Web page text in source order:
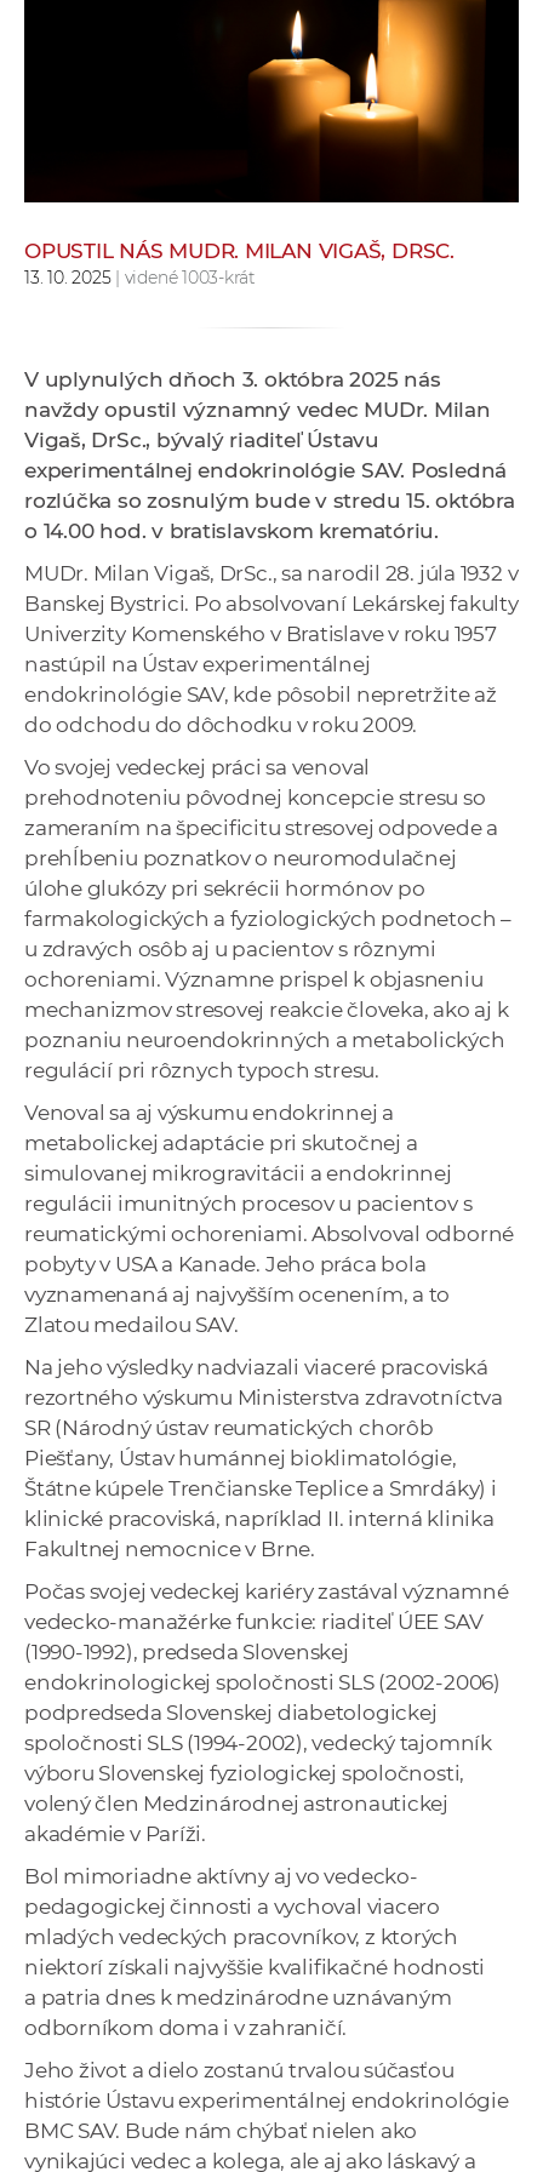
n
c
a
p
c
h
S
V
OPUSTIL NÁS MUDR. MILAN VIGAŠ, DRSC.
13. 10. 2025| videné 1003-krát
V uplynulých dňoch 3. októbra 2025 nás
navždy opustil významný vedec MUDr. Milan
Vigaš, DrSc., bývalý riaditeľ Ústavu
experimentálnej endokrinológie SAV. Posledná
rozlúčka so zosnulým bude v stredu 15. októbra
o 14.00 hod. v bratislavskom krematóriu.
MUDr. Milan Vigaš, DrSc., sa narodil 28. júla 1932 v
Banskej Bystrici. Po absolvovaní Lekárskej fakulty
Univerzity Komenského v Bratislave v roku 1957
nastúpil na Ústav experimentálnej
endokrinológie SAV, kde pôsobil nepretržite až
do odchodu do dôchodku v roku 2009.
Vo svojej vedeckej práci sa venoval
prehodnoteniu pôvodnej koncepcie stresu so
zameraním na špecificitu stresovej odpovede a
prehĺbeniu poznatkov o neuromodulačnej
úlohe glukózy pri sekrécii hormónov po
farmakologických a fyziologických podnetoch –
u zdravých osôb aj u pacientov s rôznymi
ochoreniami. Významne prispel k objasneniu
mechanizmov stresovej reakcie človeka, ako aj k
poznaniu neuroendokrinných a metabolických
regulácií pri rôznych typoch stresu.
Venoval sa aj výskumu endokrinnej a
metabolickej adaptácie pri skutočnej a
simulovanej mikrogravitácii a endokrinnej
regulácii imunitných procesov u pacientov s
reumatickými ochoreniami. Absolvoval odborné
pobyty v USA a Kanade. Jeho práca bola
vyznamenaná aj najvyšším ocenením, a to
Zlatou medailou SAV.
Na jeho výsledky nadviazali viaceré pracoviská
rezortného výskumu Ministerstva zdravotníctva
SR (Národný ústav reumatických chorôb
Piešťany, Ústav humánnej bioklimatológie,
Štátne kúpele Trenčianske Teplice a Smrdáky) i
klinické pracoviská, napríklad II. interná klinika
Fakultnej nemocnice v Brne.
Počas svojej vedeckej kariéry zastával významné
vedecko-manažérke funkcie: riaditeľ ÚEE SAV
(1990-1992), predseda Slovenskej
endokrinologickej spoločnosti SLS (2002-2006)
podpredseda Slovenskej diabetologickej
spoločnosti SLS (1994-2002), vedecký tajomník
výboru Slovenskej fyziologickej spoločnosti,
volený člen Medzinárodnej astronautickej
akadémie v Paríži.
Bol mimoriadne aktívny aj vo vedecko-
pedagogickej činnosti a vychoval viacero
mladých vedeckých pracovníkov, z ktorých
niektorí získali najvyššie kvalifikačné hodnosti
a patria dnes k medzinárodne uznávaným
odborníkom doma i v zahraničí.
Jeho život a dielo zostanú trvalou súčasťou
histórie Ústavu experimentálnej endokrinológie
BMC SAV. Bude nám chýbať nielen ako
vynikajúci vedec a kolega, ale aj ako láskavý a